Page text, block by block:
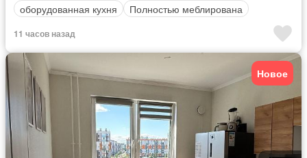
оборудованная кухня
Полностью меблирована
11 часов назад
Новое